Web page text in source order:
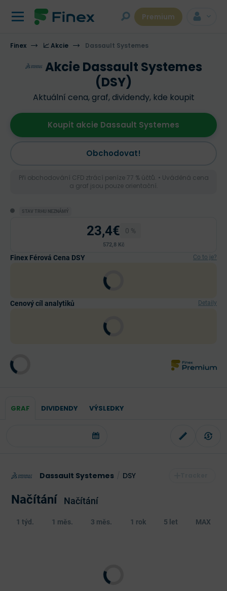
Premium
Finex 📈 Akcie Dassault Systemes
Akcie Dassault Systemes
(DSY)
Aktuální cena, graf, dividendy, kde koupit
Obchodovat!
Koupit akcie Dassault Systemes
Při obchodování CFD ztrácí peníze 77 % účtů. • Uváděná cena
a graf jsou pouze orientační.
STAV TRHU NEZNÁMÝ
23,4€ 0 %
572,8 Kč
Finex Férová Cena DSY Co to je?
Cenový cíl analytiků Detaily
GRAF DIVIDENDY VÝSLEDKY
Dassault Systemes DSY
Načítání Načítání
1 týd. 1 měs. 3 měs. 1 rok 5 let MAX